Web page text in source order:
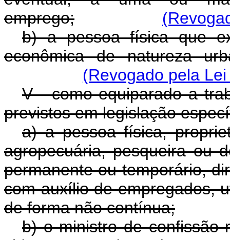
emprego;
b) a pessoa física que
econômica de natureza
(Revogado pela
V - como equiparado a
previstos em legislação
a) a pessoa física,
agropecuária, pesqueira ou
permanente ou temporário,
com auxílio de empregados,
de forma não contínua;
b) o ministro de confissão